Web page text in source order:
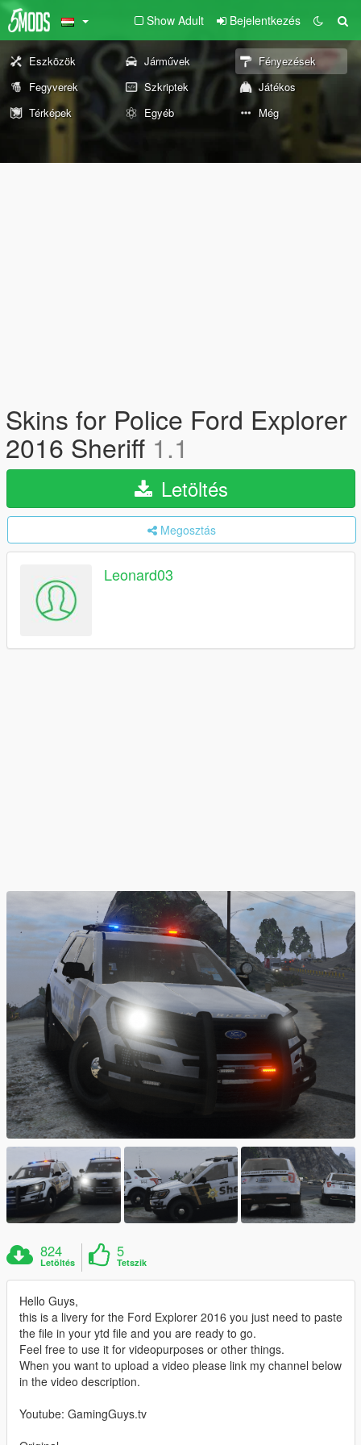
Show Adult Bejelentkezés
Eszközök Járművek
Fényezések
Fegyverek
Szkriptek
Játékos
Térképek
Egyéb Még
Skins for Police Ford Explorer
2016 Sheriff 1.1
Letöltés
Megosztás
Leonard03
824
Letöltés
5
Tetszik
Hello Guys,
this is a livery for the Ford Explorer 2016 you just need to paste
the file in your ytd file and you are ready to go.
Feel free to use it for videopurposes or other things.
When you want to upload a video please link my channel below
in the video description.
Youtube: GamingGuys.tv